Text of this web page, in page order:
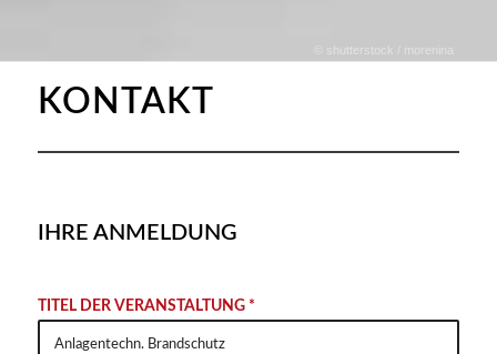
© shutterstock / morenina
KONTAKT
IHRE ANMELDUNG
TITEL DER VERANSTALTUNG *